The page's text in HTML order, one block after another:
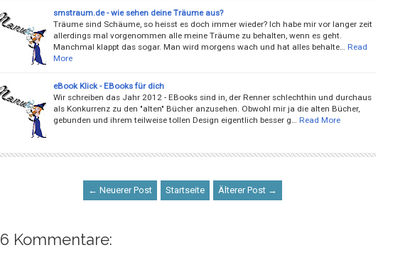
smstraum.de - wie sehen deine Träume aus?
Träume sind Schäume, so heisst es doch immer wieder? Ich habe mir vor langer zeit
allerdings mal vorgenommen alle meine Träume zu behalten, wenn es geht.
Manchmal klappt das sogar. Man wird morgens wach und hat alles behalte…
Read
More
eBook Klick - EBooks für dich
Wir schreiben das Jahr 2012 - EBooks sind in, der Renner schlechthin und durchaus
als Konkurrenz zu den "alten" Bücher anzusehen. Obwohl mir ja die alten Bücher,
gebunden und ihrem teilweise tollen Design eigentlich besser g…
Read More
← Neuerer Post Startseite Älterer Post →
6 Kommentare: